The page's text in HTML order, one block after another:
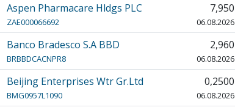
Aspen Pharmacare Hldgs PLC
ZAE000066692
7,950
06.08.2026
Banco Bradesco S.A BBD
BRBBDCACNPR8
2,960
06.08.2026
Beijing Enterprises Wtr Gr.Ltd
BMG0957L1090
0,2500
06.08.2026